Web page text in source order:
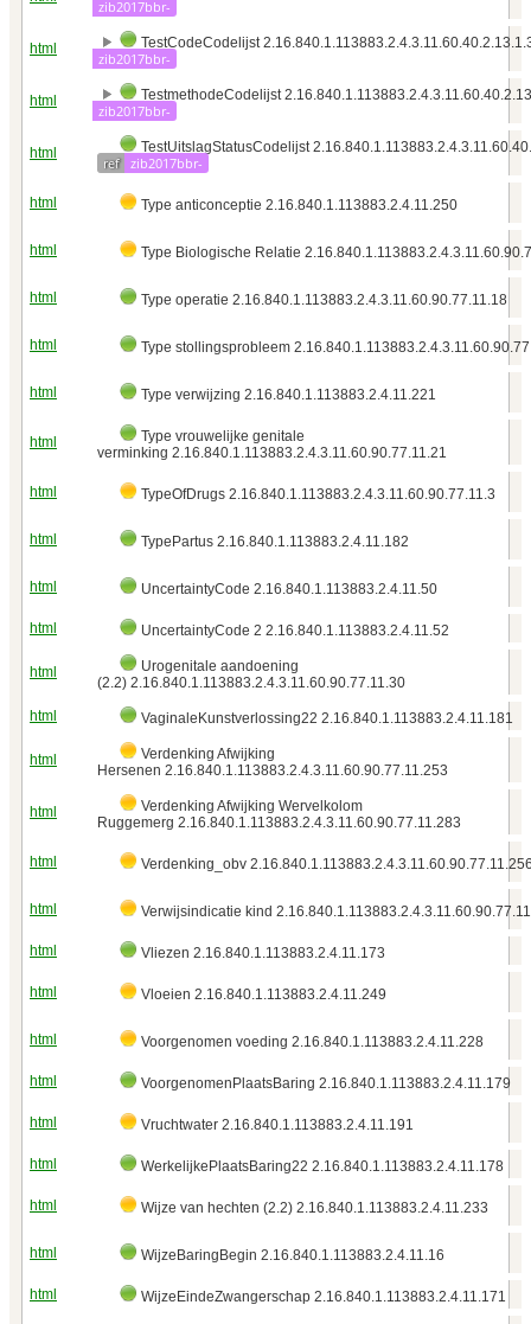
zib2017bbr-
html TestCodeCodelijst
zib2017bbr-
html TestmethodeCodelijst
zib2017bbr-
html TestUitslagStatusCodelijst
ref zib2017bbr-
html Type anticonceptie 2.16.840.1.113883.2.4.11.250
html Type Biologische Relatie
html Type operatie 2.16.840.1.113883.2.4.3.11.60.90.77.11.18
html Type stollingsprobleem
html Type verwijzing 2.16.840.1.113883.2.4.11.221
html
Type vrouwelijke genitale
verminking 2.16.840.1.113883.2.4.3.11.60.90.77.11.21
html TypeOfDrugs 2.16.840.1.113883.2.4.3.11.60.90.77.11.3
html TypePartus 2.16.840.1.113883.2.4.11.182
html UncertaintyCode 2.16.840.1.113883.2.4.11.50
html UncertaintyCode 2 2.16.840.1.113883.2.4.11.52
html
Urogenitale aandoening
(2.2) 2.16.840.1.113883.2.4.3.11.60.90.77.11.30
html
VaginaleKunstverlossing22 2.16.840.1.113883.2.4.11.181
html
Verdenking Afwijking
Hersenen 2.16.840.1.113883.2.4.3.11.60.90.77.11.253
html
Verdenking Afwijking Wervelkolom
Ruggemerg 2.16.840.1.113883.2.4.3.11.60.90.77.11.283
html Verdenking_obv
html Verwijsindicatie kind
html Vliezen 2.16.840.1.113883.2.4.11.173
html Vloeien 2.16.840.1.113883.2.4.11.249
html Voorgenomen voeding 2.16.840.1.113883.2.4.11.228
html VoorgenomenPlaatsBaring 2.16.840.1.113883.2.4.11.179
html Vruchtwater 2.16.840.1.113883.2.4.11.191
html WerkelijkePlaatsBaring22 2.16.840.1.113883.2.4.11.178
html Wijze van hechten (2.2) 2.16.840.1.113883.2.4.11.233
html WijzeBaringBegin 2.16.840.1.113883.2.4.11.16
html WijzeEindeZwangerschap 2.16.840.1.113883.2.4.11.171